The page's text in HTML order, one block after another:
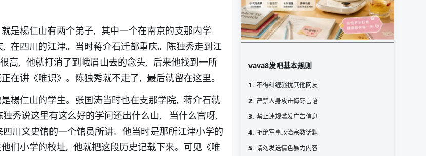
是楊仁山有两个弟子, 其中一个在南京的支那内学
在四川的江津。当时蒋介石迁都重庆。陈独秀走到江
高, 他就打消了到峨眉山去的念头, 后来他找到一所
在讲《唯识》。陈独秀就不走了, 最后就留在这里。
楊仁山的学生。张国涛当时也在支那学院, 蒋介石就
秀说这里有这么好的学问还出什么山, 当什么官呀,
川文史馆的一个馆员所讲。他当时是那所江津小学的
们小学的校址, 他就把这段历史记载下来。可见《唯
vava8发吧基本规则
1. 不得纠缠骚扰其他网友
2. 严禁人身攻击侮辱言语
3. 禁止违规滥发广告信息
4. 拒绝军事政治宗教话题
5. 请勿发送情色暴力内容